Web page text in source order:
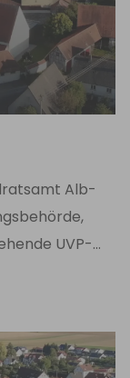
Alb-
UVP-